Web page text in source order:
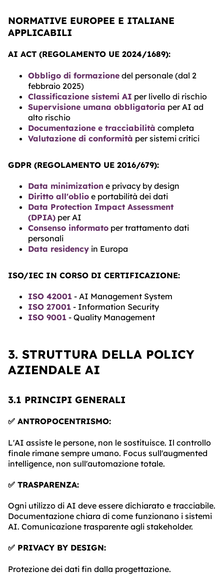
NORMATIVE EUROPEE E ITALIANE
APPLICABILI
AI ACT (REGOLAMENTO UE 2024/1689):
Obbligo di formazione del personale (dal 2
febbraio 2025)
Classificazione sistemi AI per livello di rischio
Supervisione umana obbligatoria per AI ad
alto rischio
Documentazione e tracciabilità completa
Valutazione di conformità per sistemi critici
GDPR (REGOLAMENTO UE 2016/679):
Data minimization e privacy by design
Diritto all'oblio e portabilità dei dati
Data Protection Impact Assessment
(DPIA) per AI
Consenso informato per trattamento dati
personali
Data residency in Europa
ISO/IEC IN CORSO DI CERTIFICAZIONE:
ISO 42001 - AI Management System
ISO 27001 - Information Security
ISO 9001 - Quality Management
3. STRUTTURA DELLA POLICY
AZIENDALE AI
3.1 PRINCIPI GENERALI
✅ ANTROPOCENTRISMO:
L'AI assiste le persone, non le sostituisce. Il controllo
finale rimane sempre umano. Focus sull'augmented
intelligence, non sull'automazione totale.
✅ TRASPARENZA:
Ogni utilizzo di AI deve essere dichiarato e tracciabile.
Documentazione chiara di come funzionano i sistemi
AI. Comunicazione trasparente agli stakeholder.
✅ PRIVACY BY DESIGN:
Protezione dei dati fin dalla progettazione.